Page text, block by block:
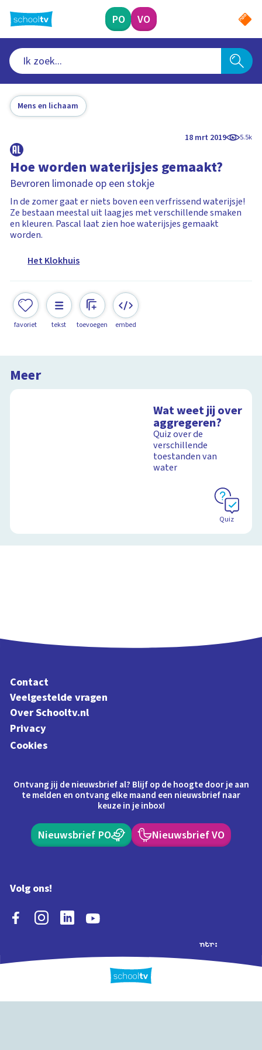
naar
hoofdinhoud
PO VO
Mens en lichaam
18 mrt 2019 5.5k
Hoe worden waterijsjes gemaakt?
Bevroren limonade op een stokje
In de zomer gaat er niets boven een verfrissend waterijsje!
Ze bestaan meestal uit laagjes met verschillende smaken
en kleuren. Pascal laat zien hoe waterijsjes gemaakt
worden.
Het Klokhuis
favoriet tekst toevoegen embed
Meer
Wat weet jij over
aggregeren?
Quiz over de
verschillende
toestanden van
water
Quiz
Contact
Veelgestelde vragen
Over Schooltv.nl
Privacy
Cookies
Ontvang jij de nieuwsbrief al? Blijf op de hoogte door je aan
te melden en ontvang elke maand een nieuwsbrief naar
keuze in je inbox!
Nieuwsbrief PO Nieuwsbrief VO
Volg ons!